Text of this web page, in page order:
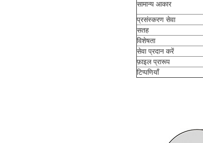
सामान्य आकार
प्रसंस्करण सेवा
सतह
विशेषता
सेवा प्रदान करें
फ़ाइल प्रारूप
टिप्पणियाँ